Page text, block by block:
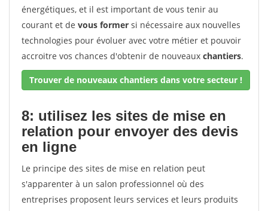
énergétiques, et il est important de vous tenir au
courant et de vous former si nécessaire aux nouvelles
technologies pour évoluer avec votre métier et pouvoir
accroitre vos chances d'obtenir de nouveaux chantiers.
Trouver de nouveaux chantiers dans votre secteur !
8: utilisez les sites de mise en
relation pour envoyer des devis
en ligne
Le principe des sites de mise en relation peut
s'apparenter à un salon professionnel où des
entreprises proposent leurs services et leurs produits